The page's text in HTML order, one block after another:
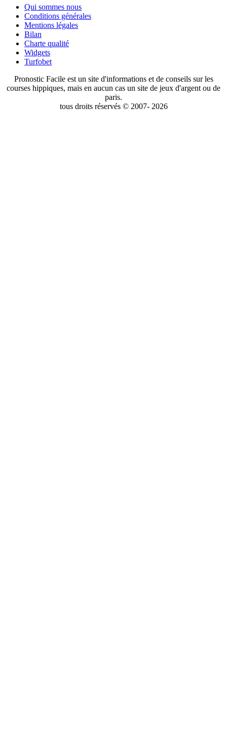
Qui sommes nous
Conditions générales
Mentions légales
Bilan
Charte qualité
Widgets
Turfobet
Pronostic Facile est un site d'informations et de conseils sur les
courses hippiques, mais en aucun cas un site de jeux d'argent ou de
paris.
tous droits réservés © 2007- 2026